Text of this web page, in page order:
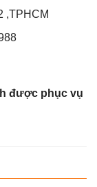
,TPHCM
được phục vụ